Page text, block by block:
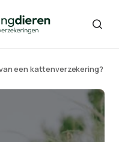
een kattenverzekering?